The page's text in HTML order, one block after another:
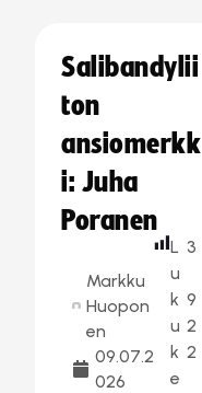
Salibandylii
ton
ansiomerkk
i: Juha
Poranen
Markku
Huopon
en
09.07.2
026
L
u
k
u
k
e
3
9
2
2